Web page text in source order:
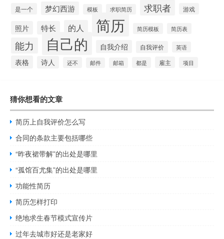
是一个 梦幻西游 模板 求职简历 求职者 游戏
照片 特长 的人 简历 简历模板 简历表
能力 自己的 自我介绍 自我评价 英语
表格 诗人 还不 邮件 邮箱 都是 雇主 项目
猜你想看的文章
简历上自我评价怎么写
合同的条款主要包括哪些
“昨夜裙带解”的出处是哪里
“孤馆百尤集”的出处是哪里
功能性简历
简历怎样打印
绝地求生春节模式宣传片
过年去城市好还是老家好